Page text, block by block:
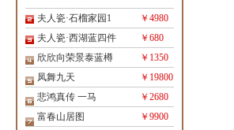
夫人瓷·石榴家园1
￥4980
夫人瓷·西湖蓝四件
￥680
欣欣向荣景泰蓝樽
￥1350
凤舞九天
￥19800
悲鸿真传 一马
￥2680
富春山居图
￥9900